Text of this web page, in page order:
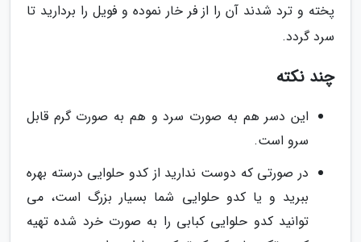
پخته و ترد شدند آن را از فر خار نموده و فویل را بردارید تا
سرد گردد.
چند نکته
این دسر هم به صورت سرد و هم به صورت گرم قابل
سرو است.
در صورتی که دوست ندارید از کدو حلوایی درسته بهره
ببرید و یا کدو حلوایی شما بسیار بزرگ است، می
توانید کدو حلوایی کبابی را به صورت خرد شده تهیه